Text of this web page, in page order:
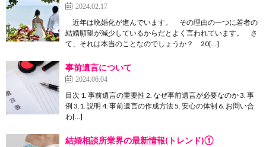
2024.02.17
近年は晩婚化が進んでいます。 その理由の一つに若者の
結婚願望が減少しているからだとよく言われています。 さ
て、それは本当のことなのでしょうか？ 20[…]
事前遺言について
2024.06.04
目次 1. 事前遺言の重要性 2. なぜ事前遺言が必要なのか 3. 事
例 3.1. 説明 4. 事前遺言の作成方法 5. 安心の体制 6. お問い合
わ[…]
結婚相談所業界の最新情報(トレンド)①